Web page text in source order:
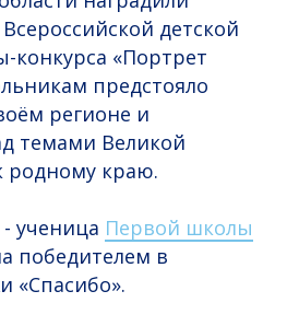
детской
конкурса «Портрет
предстояло
регионе и
темами Великой
родному краю.
ученица Первой школы
победителем в
«Спасибо».